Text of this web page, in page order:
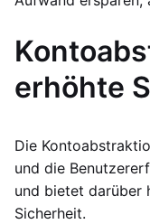
erhöhte
Die
und die
und bietet darüber
Sicherheit.